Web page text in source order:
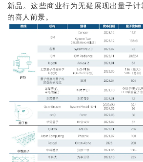
新品。这些商业行为无疑展现出量子计
的喜人前景。